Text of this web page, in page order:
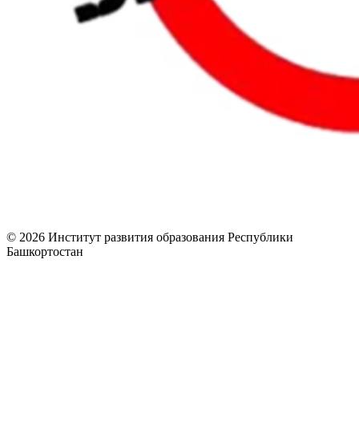
© 2026 Институт развития образования Республики
Башкортостан